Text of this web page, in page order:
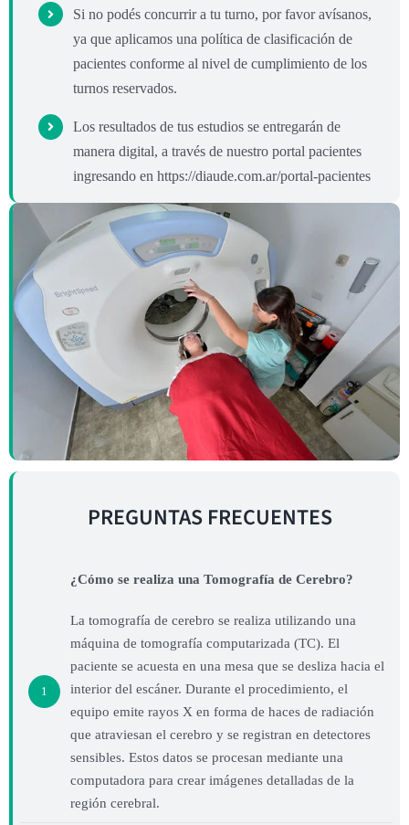
Si no podés concurrir a tu turno, por favor avísanos,
ya que aplicamos una política de clasificación de
pacientes conforme al nivel de cumplimiento de los
turnos reservados.
Los resultados de tus estudios se entregarán de
manera digital, a través de nuestro portal pacientes
ingresando en https://diaude.com.ar/portal-pacientes
PREGUNTAS FRECUENTES
1
¿Cómo se realiza una Tomografía de Cerebro?
La tomografía de cerebro se realiza utilizando una
máquina de tomografía computarizada (TC). El
paciente se acuesta en una mesa que se desliza hacia el
interior del escáner. Durante el procedimiento, el
equipo emite rayos X en forma de haces de radiación
que atraviesan el cerebro y se registran en detectores
sensibles. Estos datos se procesan mediante una
computadora para crear imágenes detalladas de la
región cerebral.